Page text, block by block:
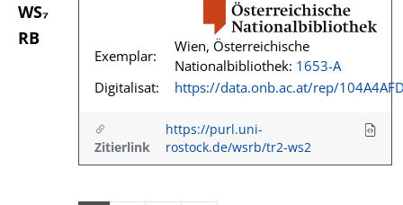
WS₇
RB
Exemplar:
Wien, Österreichische
Nationalbibliothek: 1653-A
Digitalisat:
https://data.onb.ac.at/rep/
Zitierlink
https://purl.uni-
rostock.de/wsrb/tr2-ws2